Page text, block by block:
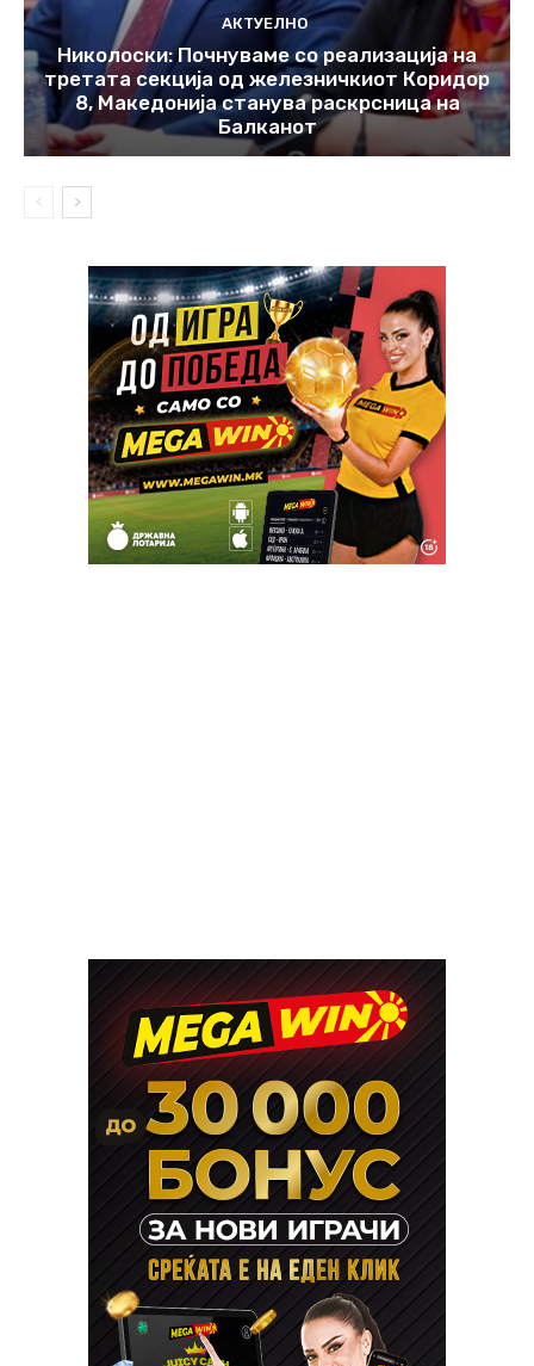
АКТУЕЛНО
Николоски: Почнуваме со реализација на
третата секција од железничкиот Коридор
8, Македонија станува раскрсница на
Балканот